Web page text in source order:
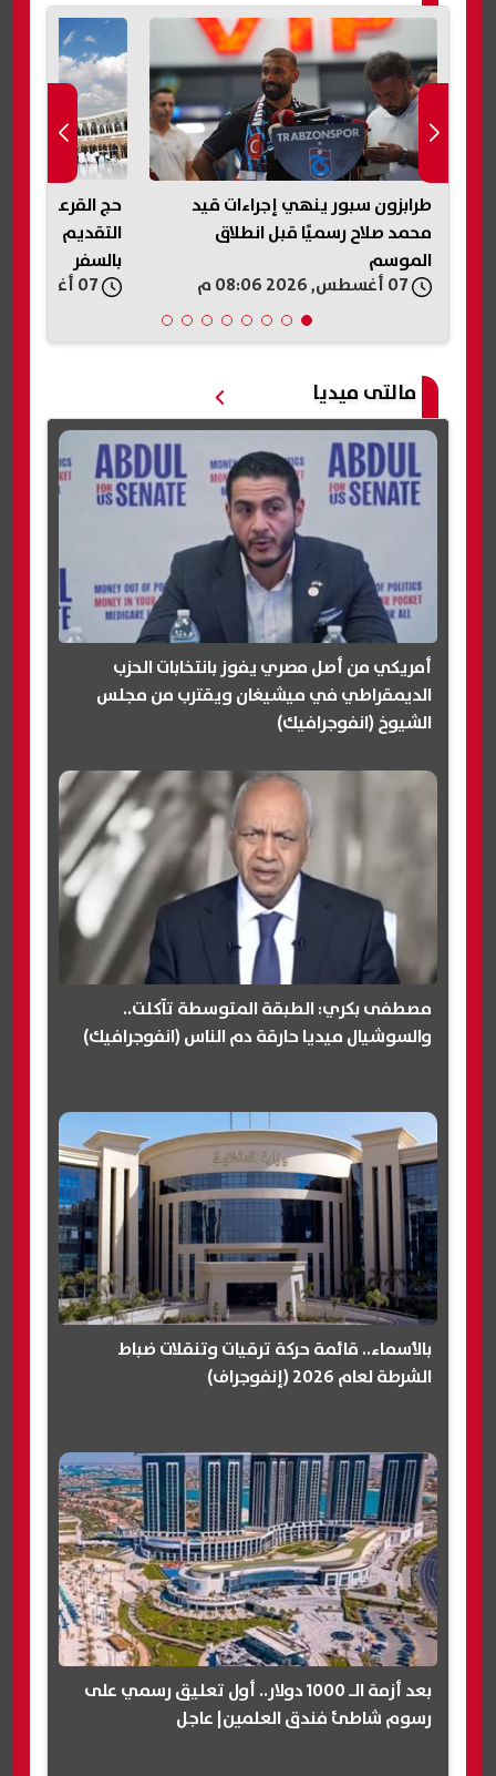
طرابزون سبور ينهي إجراءات قيد
محمد صلاح رسميًا قبل انطلاق
الموسم
التقديم
بالسفر
مالتى ميديا
أمريكي من أصل مصري يفوز بانتخابات الحزب
الديمقراطي في ميشيغان ويقترب من مجلس
الشيوخ (انفوجرافيك)
مصطفى بكري: الطبقة المتوسطة تآكلت..
والسوشيال ميديا حارقة دم الناس (انفوجرافيك)
بالأسماء.. قائمة حركة ترقيات وتنقلات ضباط
الشرطة لعام 2026 (إنفوجراف)
بعد أزمة الـ 1000 دولار.. أول تعليق رسمي على
رسوم شاطئ فندق العلمين| عاجل